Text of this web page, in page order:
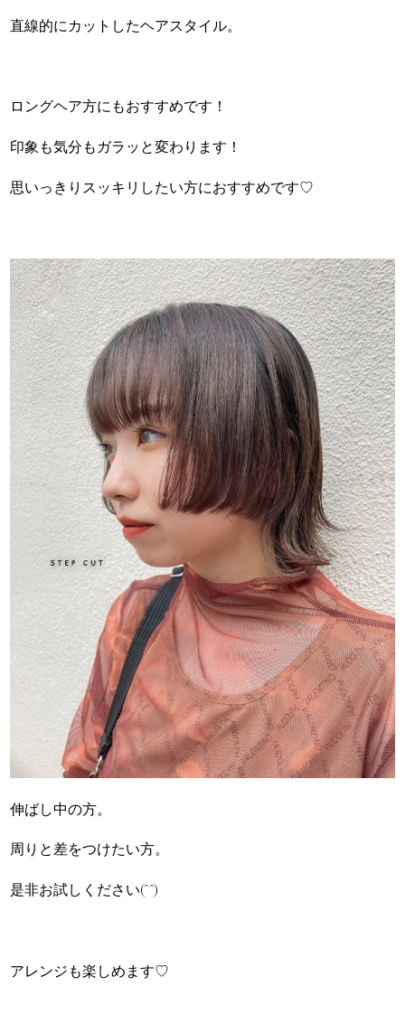
直線的にカットしたヘアスタイル。
ロングヘア方にもおすすめです！
印象も気分もガラッと変わります！
思いっきりスッキリしたい方におすすめです♡
伸ばし中の方。
周りと差をつけたい方。
是非お試しください(^^)
アレンジも楽しめます♡